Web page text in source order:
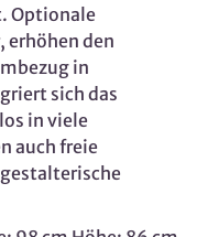
Optionale
erhöhen den
in
sich das
in viele
auch freie